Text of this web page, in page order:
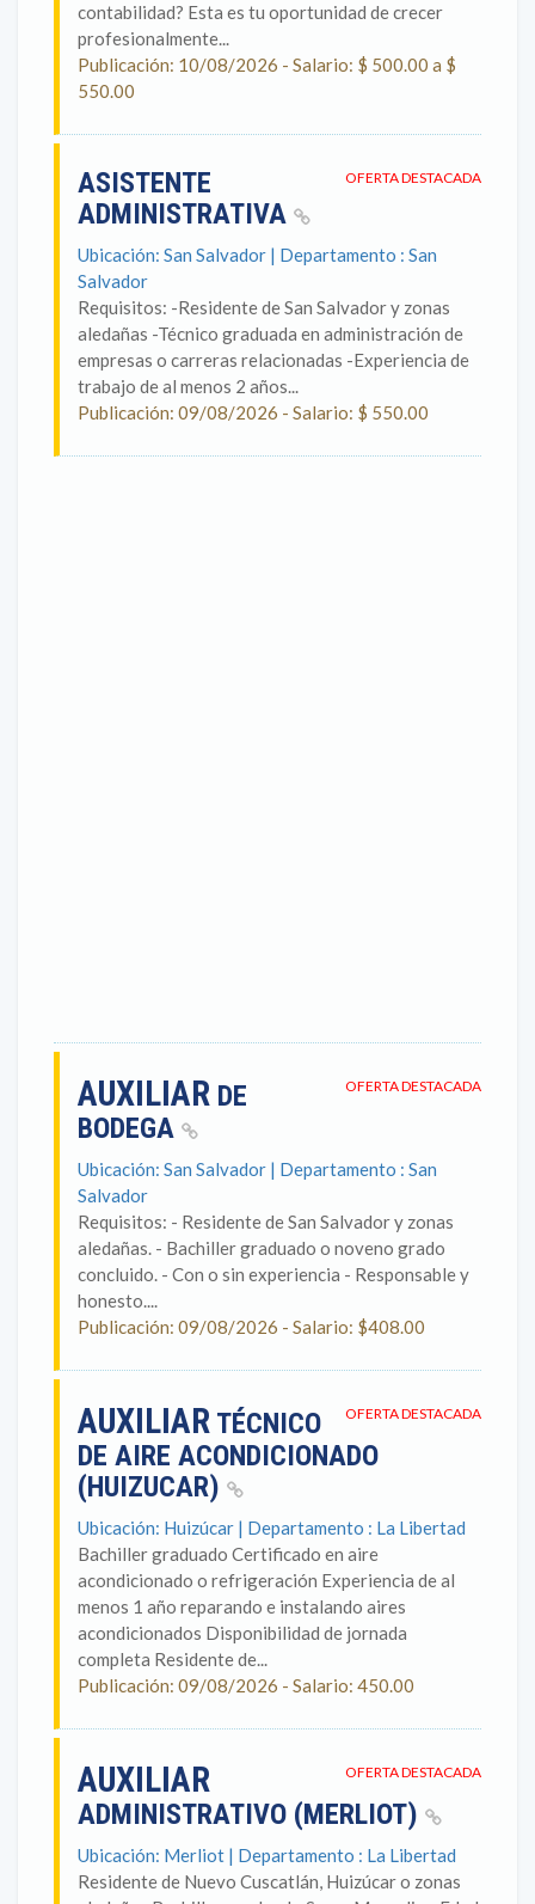
contabilidad? Esta es tu oportunidad de crecer
profesionalmente...
Publicación: 10/08/2026 - Salario: $ 500.00 a $
550.00
OFERTA DESTACADA
ASISTENTE
ADMINISTRATIVA
Ubicación: San Salvador | Departamento : San
Salvador
Requisitos: -Residente de San Salvador y zonas
aledañas -Técnico graduada en administración de
empresas o carreras relacionadas -Experiencia de
trabajo de al menos 2 años...
Publicación: 09/08/2026 - Salario: $ 550.00
OFERTA DESTACADA
AUXILIAR DE
BODEGA
Ubicación: San Salvador | Departamento : San
Salvador
Requisitos: - Residente de San Salvador y zonas
aledañas. - Bachiller graduado o noveno grado
concluido. - Con o sin experiencia - Responsable y
honesto....
Publicación: 09/08/2026 - Salario: $408.00
OFERTA DESTACADA
AUXILIAR TÉCNICO
DE AIRE ACONDICIONADO
(HUIZUCAR)
Ubicación: Huizúcar | Departamento : La Libertad
Bachiller graduado Certificado en aire
acondicionado o refrigeración Experiencia de al
menos 1 año reparando e instalando aires
acondicionados Disponibilidad de jornada
completa Residente de...
Publicación: 09/08/2026 - Salario: 450.00
OFERTA DESTACADA
AUXILIAR
ADMINISTRATIVO (MERLIOT)
Ubicación: Merliot | Departamento : La Libertad
Residente de Nuevo Cuscatlán, Huizúcar o zonas